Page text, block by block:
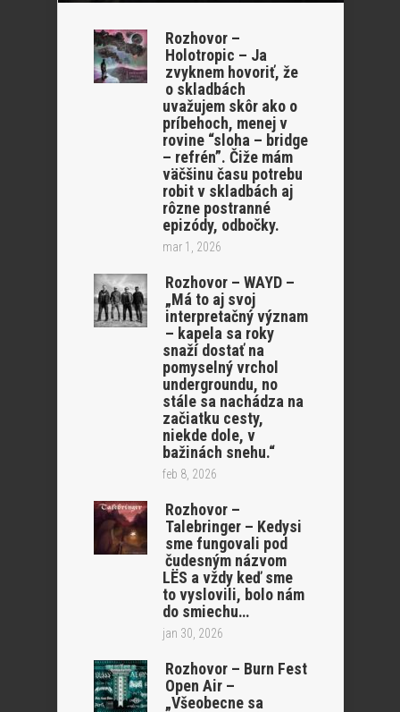
Rozhovor –
Holotropic – Ja
zvyknem hovoriť, že
o skladbách
uvažujem skôr ako o
príbehoch, menej v
rovine “sloha – bridge
– refrén”. Čiže mám
väčšinu času potrebu
robit v skladbách aj
rôzne postranné
epizódy, odbočky.
mar 1, 2026
Rozhovor – WAYD –
„Má to aj svoj
interpretačný význam
– kapela sa roky
snaží dostať na
pomyselný vrchol
undergroundu, no
stále sa nachádza na
začiatku cesty,
niekde dole, v
bažinách snehu.“
feb 8, 2026
Rozhovor –
Talebringer – Kedysi
sme fungovali pod
čudesným názvom
LËS a vždy keď sme
to vyslovili, bolo nám
do smiechu…
jan 30, 2026
Rozhovor – Burn Fest
Open Air –
„Všeobecne sa